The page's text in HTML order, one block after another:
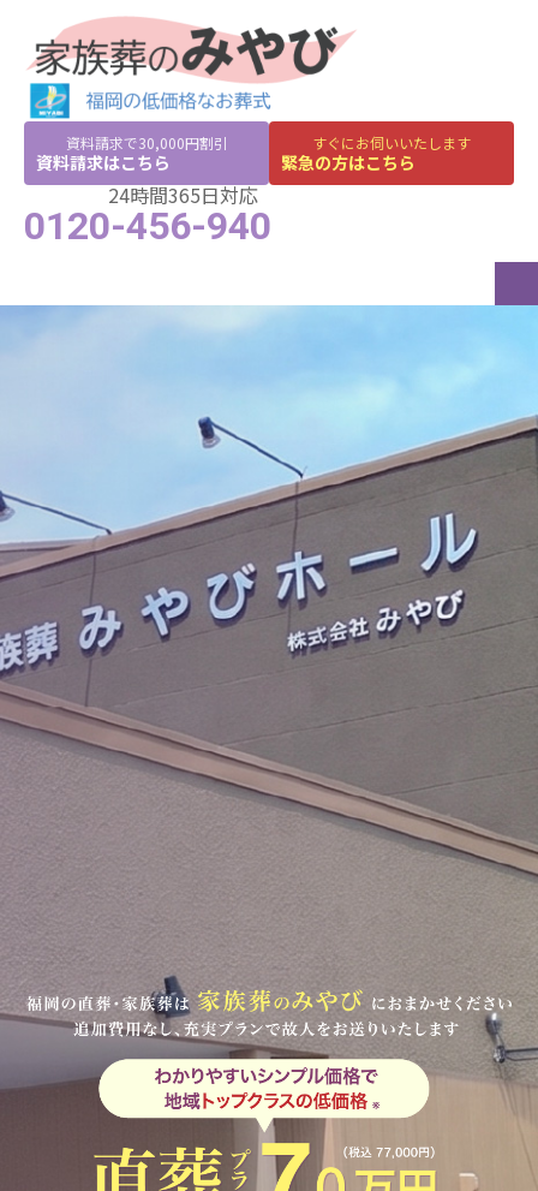
資料請求で30,000円割引
資料請求はこちら
すぐにお伺いいたします
緊急の方はこちら
24時間365日対応
0120-456-940